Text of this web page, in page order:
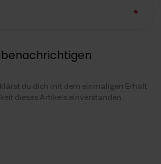
du dich mit dem einmaligen Erhalt
dieses Artikels einverstanden.